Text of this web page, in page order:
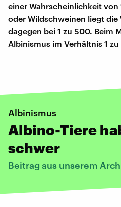
einer Wahrscheinlichkeit von
oder Wildschweinen liegt
dagegen bei 1 zu 500. Beim
Albinismus im Verhältnis 1
Albinismus
Albino-Tiere
schwer
Beitrag aus unserem